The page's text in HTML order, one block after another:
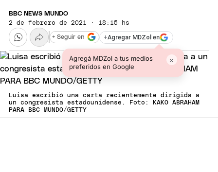
BBC NEWS MUNDO
2 de febrero de 2021 · 18:15 hs
+Agregar MDZol en
Agregá MDZol a tus medios
preferidos en Google
×
+ Seguir en
Luisa escribió una carta recientemente dirigida a
un congresista estadounidense. Foto: KAKO ABRAHAM
PARA BBC MUNDO/GETTY